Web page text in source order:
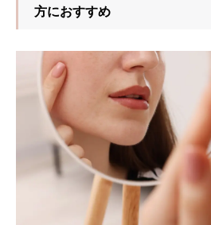
方におすすめ